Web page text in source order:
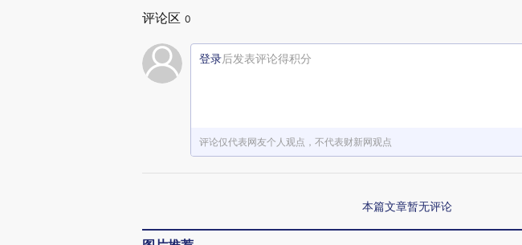
评论区 0
登录后发表评论得积分
评论仅代表网友个人观点，不代表财新网观点
本篇文章暂无评论